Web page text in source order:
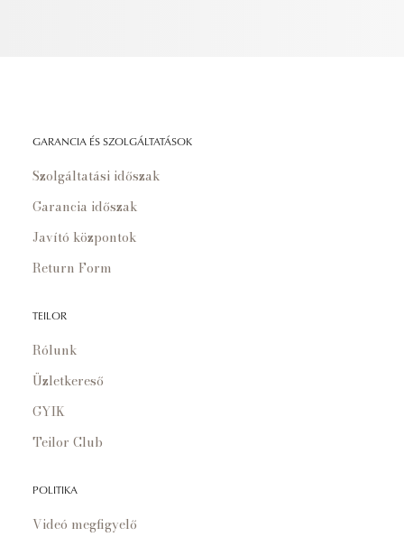
GARANCIA ÉS SZOLGÁLTATÁSOK
Szolgáltatási időszak
Garancia időszak
Javító központok
Return Form
TEILOR
Rólunk
Üzletkereső
GYIK
Teilor Club
POLITIKA
Videó megfigyelő